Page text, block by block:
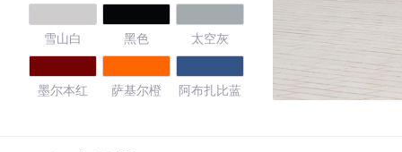
雪山白 黑色 太空灰
墨尔本红 萨基尔橙 阿布扎比蓝